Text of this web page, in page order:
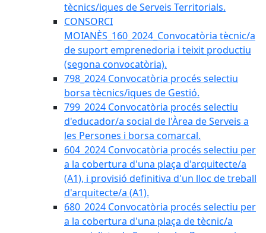
tècnics/iques de Serveis Territorials.
CONSORCI
MOIANÈS_160_2024_Convocatòria tècnic/a
de suport emprenedoria i teixit productiu
(segona convocatòria).
798_2024 Convocatòria procés selectiu
borsa tècnics/iques de Gestió.
799_2024 Convocatòria procés selectiu
d'educador/a social de l'Àrea de Serveis a
les Persones i borsa comarcal.
604_2024 Convocatòria procés selectiu per
a la cobertura d'una plaça d'arquitecte/a
(A1), i provisió definitiva d'un lloc de treball
d'arquitecte/a (A1).
680_2024 Convocatòria procés selectiu per
a la cobertura d'una plaça de tècnic/a